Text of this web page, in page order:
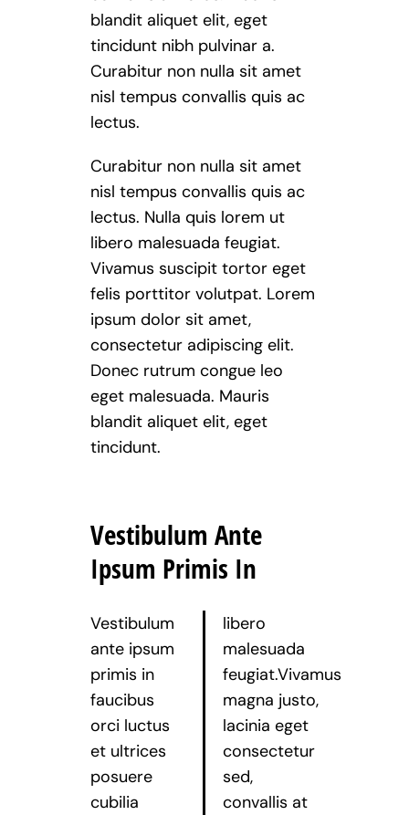
blandit aliquet elit, eget
tincidunt nibh pulvinar a.
Curabitur non nulla sit amet
nisl tempus convallis quis ac
lectus.
Curabitur non nulla sit amet
nisl tempus convallis quis ac
lectus. Nulla quis lorem ut
libero malesuada feugiat.
Vivamus suscipit tortor eget
felis porttitor volutpat. Lorem
ipsum dolor sit amet,
consectetur adipiscing elit.
Donec rutrum congue leo
eget malesuada. Mauris
blandit aliquet elit, eget
tincidunt.
Vestibulum Ante
Ipsum Primis In
Vestibulum
ante ipsum
primis in
faucibus
orci luctus
et ultrices
posuere
cubilia
libero
malesuada
feugiat.Vivamus
magna justo,
lacinia eget
consectetur
sed,
convallis at